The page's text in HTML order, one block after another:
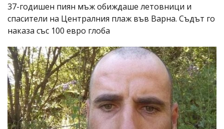
37-годишен пиян мъж обиждаше летовници и
спасители на Централния плаж във Варна. Съдът го
наказа със 100 евро глоба